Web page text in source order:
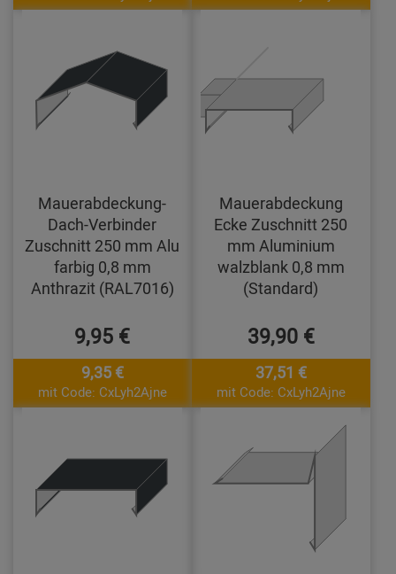
Mauerabdeckung-
Dach-Verbinder
Zuschnitt 250 mm Alu
farbig 0,8 mm
Anthrazit (RAL7016)
9,95 €
9,35 €
mit Code: CxLyh2Ajne
Mauerabdeckung
Ecke Zuschnitt 250
mm Aluminium
walzblank 0,8 mm
(Standard)
39,90 €
37,51 €
mit Code: CxLyh2Ajne